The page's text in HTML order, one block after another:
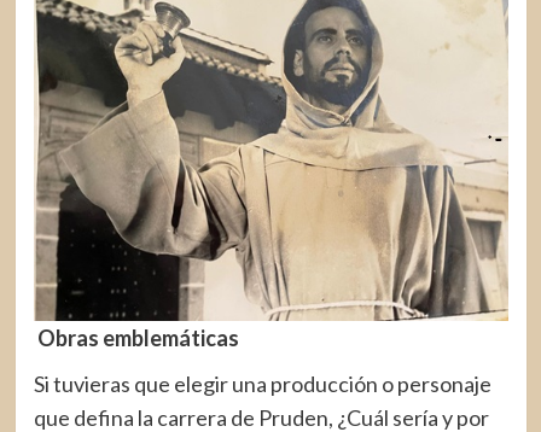
Obras emblemáticas
Si tuvieras que elegir una producción o personaje
que defina la carrera de Pruden, ¿Cuál sería y por